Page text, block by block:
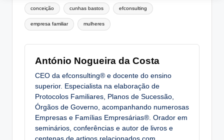
Tags:
conceição cunhas bastos efconsulting
empresa familiar mulheres
António Nogueira da Costa
CEO da efconsulting® e docente do ensino
superior. Especialista na elaboração de
Protocolos Familiares, Planos de Sucessão,
Órgãos de Governo, acompanhando numerosas
Empresas e Famílias Empresárias®. Orador em
seminários, conferências e autor de livros e